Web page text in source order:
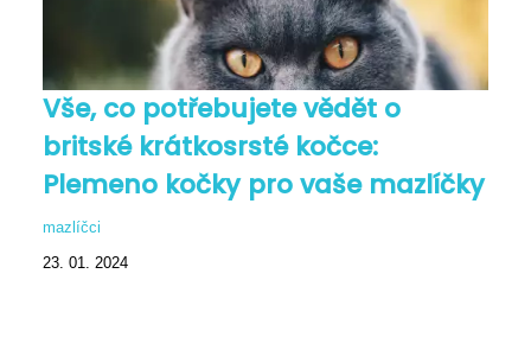
Vše, co potřebujete vědět o
britské krátkosrsté kočce:
Plemeno kočky pro vaše mazlíčky
mazlíčci
23. 01. 2024